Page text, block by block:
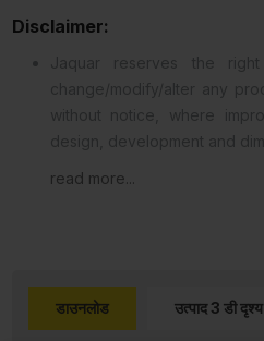
Disclaimer:
read more...
डाउनलोड उत्पाद 3 डी दृश्य